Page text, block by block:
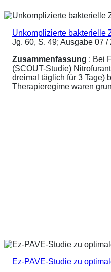
Unkomplizierte bakterielle
Jg. 60, S. 49; Ausgabe 07 /
Zusammenfassung : Bei
(SCOUT-Studie)
dreimal täglich für 3 Tage)
Therapieregime waren
Ez-PAVE-Studie zu